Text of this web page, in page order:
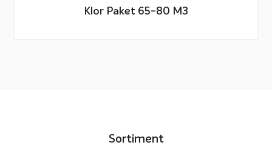
Klor Paket 65-80 M3
Sortiment